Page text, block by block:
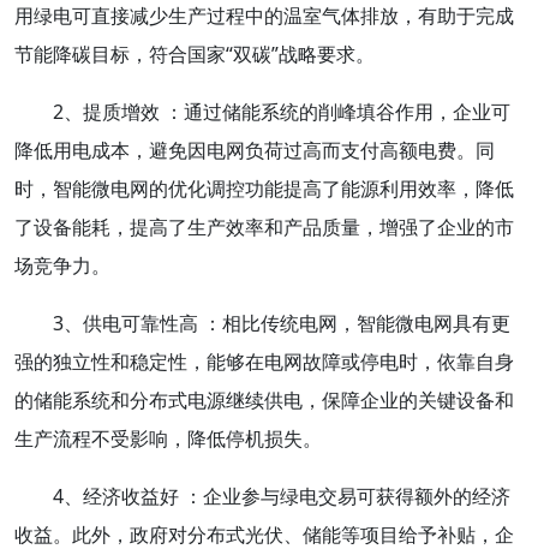
用绿电可直接减少生产过程中的温室气体排放，有助于完成
节能降碳目标，符合国家“双碳”战略要求。
2、提质增效 ：通过储能系统的削峰填谷作用，企业可
降低用电成本，避免因电网负荷过高而支付高额电费。同
时，智能微电网的优化调控功能提高了能源利用效率，降低
了设备能耗，提高了生产效率和产品质量，增强了企业的市
场竞争力。
3、供电可靠性高 ：相比传统电网，智能微电网具有更
强的独立性和稳定性，能够在电网故障或停电时，依靠自身
的储能系统和分布式电源继续供电，保障企业的关键设备和
生产流程不受影响，降低停机损失。
4、经济收益好 ：企业参与绿电交易可获得额外的经济
收益。此外，政府对分布式光伏、储能等项目给予补贴，企